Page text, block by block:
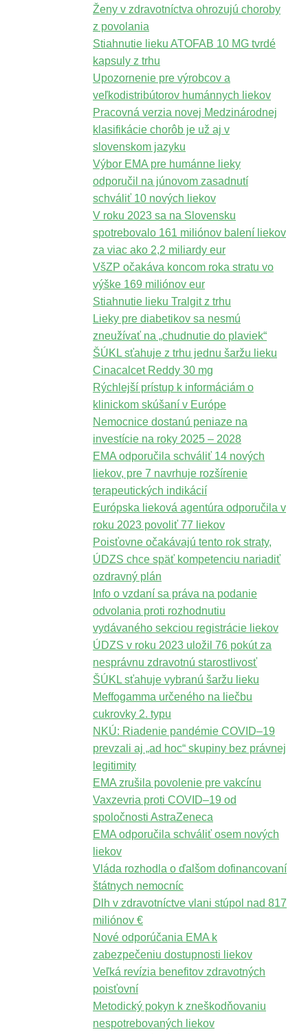
Ženy v zdravotníctva ohrozujú choroby
z povolania
Stiahnutie lieku ATOFAB 10 MG tvrdé
kapsuly z trhu
Upozornenie pre výrobcov a
veľkodistribútorov humánnych liekov
Pracovná verzia novej Medzinárodnej
klasifikácie chorôb je už aj v
slovenskom jazyku
Výbor EMA pre humánne lieky
odporučil na júnovom zasadnutí
schváliť 10 nových liekov
V roku 2023 sa na Slovensku
spotrebovalo 161 miliónov balení liekov
za viac ako 2,2 miliardy eur
VšZP očakáva koncom roka stratu vo
výške 169 miliónov eur
Stiahnutie lieku Tralgit z trhu
Lieky pre diabetikov sa nesmú
zneužívať na „chudnutie do plaviek“
ŠÚKL sťahuje z trhu jednu šaržu lieku
Cinacalcet Reddy 30 mg
Rýchlejší prístup k informáciám o
klinickom skúšaní v Európe
Nemocnice dostanú peniaze na
investície na roky 2025 – 2028
EMA odporučila schváliť 14 nových
liekov, pre 7 navrhuje rozšírenie
terapeutických indikácií
Európska lieková agentúra odporučila v
roku 2023 povoliť 77 liekov
Poisťovne očakávajú tento rok straty,
ÚDZS chce späť kompetenciu nariadiť
ozdravný plán
Info o vzdaní sa práva na podanie
odvolania proti rozhodnutiu
vydávaného sekciou registrácie liekov
ÚDZS v roku 2023 uložil 76 pokút za
nesprávnu zdravotnú starostlivosť
ŠÚKL sťahuje vybranú šaržu lieku
Meffogamma určeného na liečbu
cukrovky 2. typu
NKÚ: Riadenie pandémie COVID–19
prevzali aj „ad hoc“ skupiny bez právnej
legitimity
EMA zrušila povolenie pre vakcínu
Vaxzevria proti COVID–19 od
spoločnosti AstraZeneca
EMA odporučila schváliť osem nových
liekov
Vláda rozhodla o ďalšom dofinancovaní
štátnych nemocníc
Dlh v zdravotníctve vlani stúpol nad 817
miliónov €
Nové odporúčania EMA k
zabezpečeniu dostupnosti liekov
Veľká revízia benefitov zdravotných
poisťovní
Metodický pokyn k zneškodňovaniu
nespotrebovaných liekov